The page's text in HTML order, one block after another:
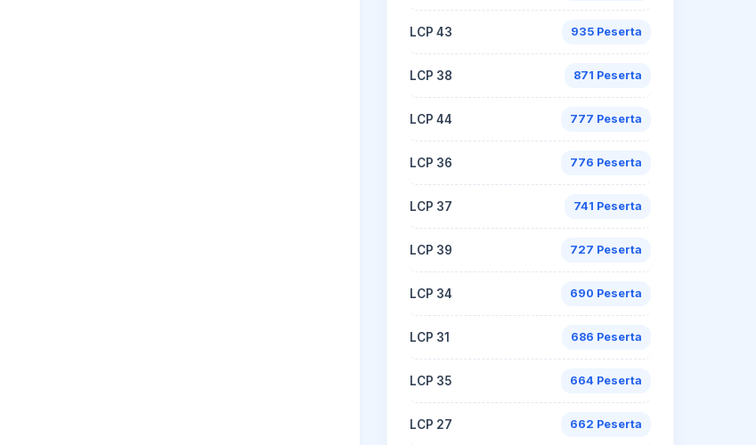
LCP 43 935 Peserta
LCP 38 871 Peserta
LCP 44 777 Peserta
LCP 36 776 Peserta
LCP 37 741 Peserta
LCP 39 727 Peserta
LCP 34 690 Peserta
LCP 31 686 Peserta
LCP 35 664 Peserta
LCP 27 662 Peserta